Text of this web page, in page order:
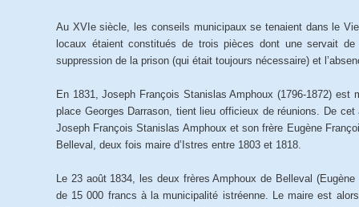
Au XVIe siècle, les conseils municipaux se tenaient dans le
locaux étaient constitués de trois pièces dont une servait
suppression de la prison (qui était toujours nécessaire) et
En 1831, Joseph François Stanislas Amphoux (1796-1872)
place Georges Darrason, tient lieu officieux de réunions. De
Joseph François Stanislas Amphoux et son frère Eugène
Belleval, deux fois maire d’Istres entre 1803 et 1818.
Le 23 août 1834, les deux frères Amphoux de Belleval
de 15 000 francs à la municipalité istréenne. Le maire est